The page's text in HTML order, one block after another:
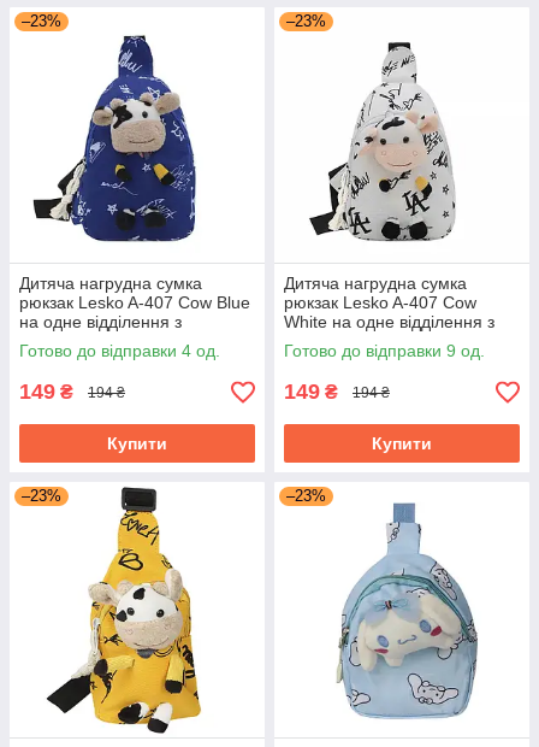
–23%
Дитяча нагрудна сумка
рюкзак Lesko A-407 Cow Blue
на одне відділення з
ремінцем
Готово до відправки 4 од.
149 ₴ 194 ₴
Купити
–23%
Дитяча нагрудна сумка
рюкзак Lesko A-407 Cow
White на одне відділення з
ремінцем
Готово до відправки 9 од.
149 ₴ 194 ₴
Купити
–23% –23%